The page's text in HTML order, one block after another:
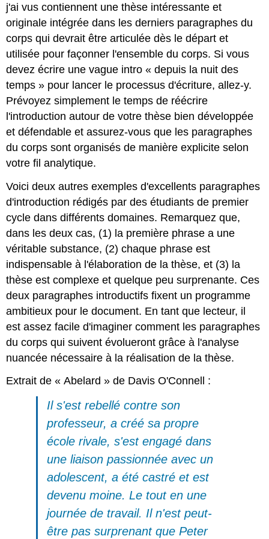
j'ai vus contiennent une thèse intéressante et
originale intégrée dans les derniers paragraphes du
corps qui devrait être articulée dès le départ et
utilisée pour façonner l'ensemble du corps. Si vous
devez écrire une vague intro « depuis la nuit des
temps » pour lancer le processus d'écriture, allez-y.
Prévoyez simplement le temps de réécrire
l'introduction autour de votre thèse bien développée
et défendable et assurez-vous que les paragraphes
du corps sont organisés de manière explicite selon
votre fil analytique.
Voici deux autres exemples d'excellents paragraphes
d'introduction rédigés par des étudiants de premier
cycle dans différents domaines. Remarquez que,
dans les deux cas, (1) la première phrase a une
véritable substance, (2) chaque phrase est
indispensable à l'élaboration de la thèse, et (3) la
thèse est complexe et quelque peu surprenante. Ces
deux paragraphes introductifs fixent un programme
ambitieux pour le document. En tant que lecteur, il
est assez facile d'imaginer comment les paragraphes
du corps qui suivent évolueront grâce à l'analyse
nuancée nécessaire à la réalisation de la thèse.
Extrait de « Abelard » de Davis O'Connell :
Il s'est rebellé contre son
professeur, a créé sa propre
école rivale, s'est engagé dans
une liaison passionnée avec un
adolescent, a été castré et est
devenu moine. Le tout en une
journée de travail. Il n'est peut-
être pas surprenant que Peter